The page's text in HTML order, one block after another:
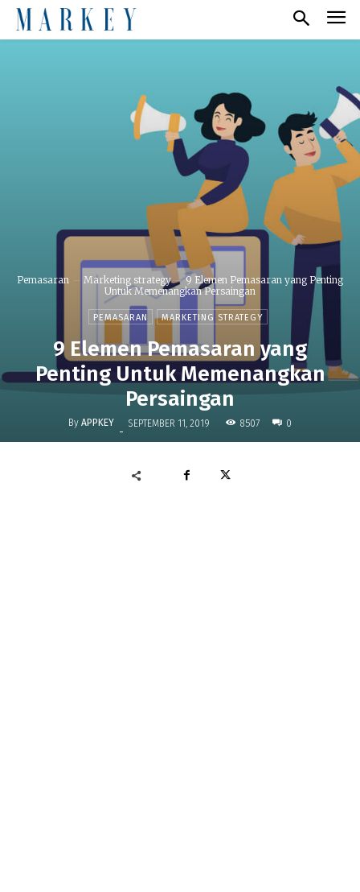
Pemasaran Marketing strategy
9 Elemen Pemasaran yang Penting
Untuk Memenangkan Persaingan
PEMASARAN MARKETING STRATEGY
9 Elemen Pemasaran yang
Penting Untuk Memenangkan
Persaingan
By APPKEY - SEPTEMBER 11, 2019 8507 0